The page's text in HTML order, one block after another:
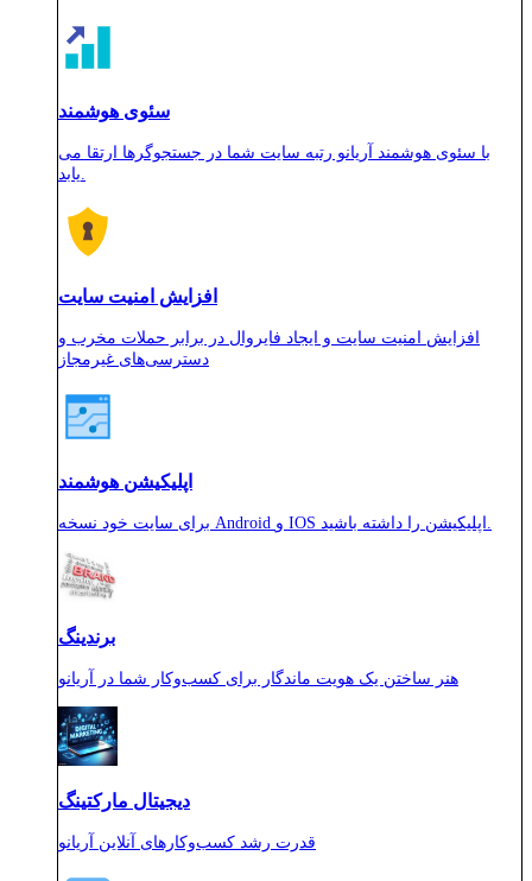
سئوی هوشمند
با سئوی هوشمند آریانو رتبه سایت شما در جستجوگرها ارتقا می
یابد.
افزایش امنیت سایت
افزایش امنیت سایت و ایجاد فایروال در برابر حملات مخرب و
دسترسی‌های غیرمجاز
اپلیکیشن هوشمند
برای سایت خود نسخه Android و IOS اپلیکیشن را داشته باشید.
برندینگ
هنر ساختن یک هویت ماندگار برای کسب‌وکار شما در آریانو
دیجیتال مارکتینگ
قدرت رشد کسب‌وکارهای آنلاین آریانو